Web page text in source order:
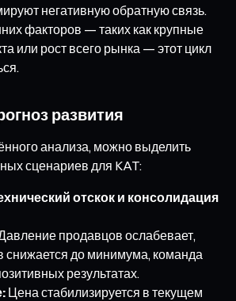
негативную обратную связь.
факторов — таких как крупные
или рост всего рынка — этот цикл
развития
анализа, можно выделить
сценариев для KAT:
отскок и консолидация
продавцов ослабевает,
снижается до минимума, команда
результатах.
Цена стабилизируется в текущем